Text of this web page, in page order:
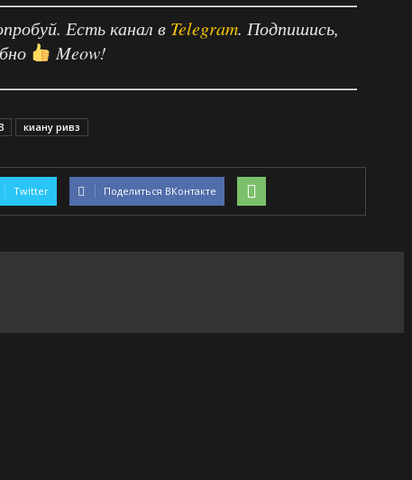
Есть канал в Telegram. Подпишись,
Meow!
киану ривз
Twitter Поделиться ВКонтакте